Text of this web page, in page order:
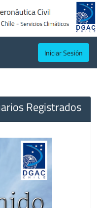
Iniciar Sesión
Registrados